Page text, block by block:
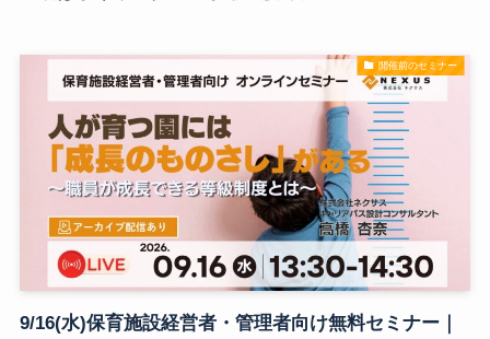
開催前のセミナー
9/16(水)保育施設経営者・管理者向け無料セミナー｜